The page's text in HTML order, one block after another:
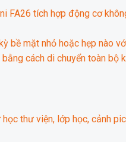
FA26 tích hợp động cơ
bề mặt nhỏ hoặc hẹp nào
cách di chuyển toàn
thư viện, lớp học, cảnh